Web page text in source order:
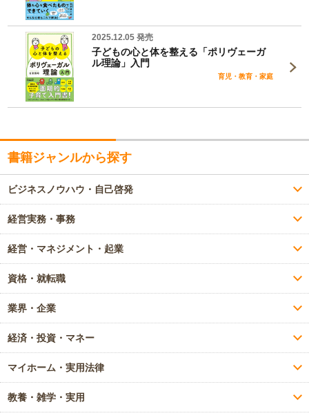
2025.12.05 発売
子どもの心と体を整える「ポリヴェーガ
ル理論」入門
育児・教育・家庭
書籍ジャンルから探す
ビジネスノウハウ・自己啓発
経営実務・事務
経営・マネジメント・起業
資格・就転職
業界・企業
経済・投資・マネー
マイホーム・実用法律
教養・雑学・実用